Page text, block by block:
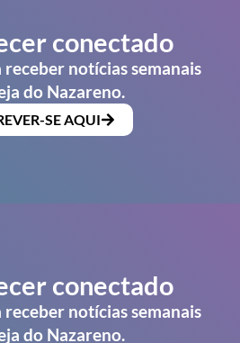
conectado
notícias semanais
do Nazareno.
SE AQUI
conectado
notícias semanais
do Nazareno.